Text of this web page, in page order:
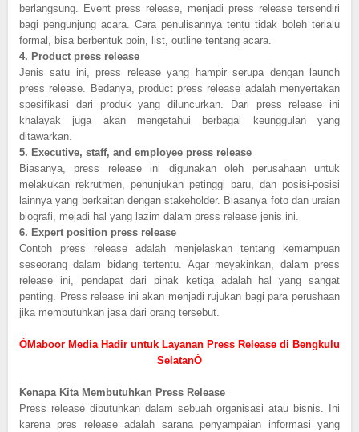
berlangsung. Event press release, menjadi press release tersendiri
bagi pengunjung acara. Cara penulisannya tentu tidak boleh terlalu
formal, bisa berbentuk poin, list, outline tentang acara.
4. Product press release
Jenis satu ini, press release yang hampir serupa dengan launch
press release. Bedanya, product press release adalah menyertakan
spesifikasi dari produk yang diluncurkan. Dari press release ini
khalayak juga akan mengetahui berbagai keunggulan yang
ditawarkan.
5. Executive, staff, and employee press release
Biasanya, press release ini digunakan oleh perusahaan untuk
melakukan rekrutmen, penunjukan petinggi baru, dan posisi-posisi
lainnya yang berkaitan dengan stakeholder. Biasanya foto dan uraian
biografi, mejadi hal yang lazim dalam press release jenis ini.
6. Expert position press release
Contoh press release adalah menjelaskan tentang kemampuan
seseorang dalam bidang tertentu. Agar meyakinkan, dalam press
release ini, pendapat dari pihak ketiga adalah hal yang sangat
penting. Press release ini akan menjadi rujukan bagi para perushaan
jika membutuhkan jasa dari orang tersebut.
ÒMaboor Media Hadir untuk Layanan Press Release di Bengkulu
SelatanÓ
Kenapa Kita Membutuhkan Press Release
Press release dibutuhkan dalam sebuah organisasi atau bisnis. Ini
karena pres release adalah sarana penyampaian informasi yang